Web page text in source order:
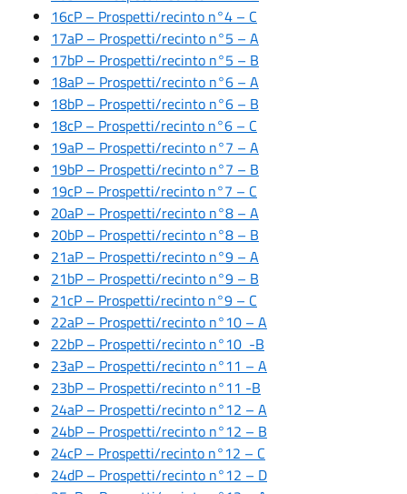
16cP – Prospetti/recinto n°4 – C
17aP – Prospetti/recinto n°5 – A
17bP – Prospetti/recinto n°5 – B
18aP – Prospetti/recinto n°6 – A
18bP – Prospetti/recinto n°6 – B
18cP – Prospetti/recinto n°6 – C
19aP – Prospetti/recinto n°7 – A
19bP – Prospetti/recinto n°7 – B
19cP – Prospetti/recinto n°7 – C
20aP – Prospetti/recinto n°8 – A
20bP – Prospetti/recinto n°8 – B
21aP – Prospetti/recinto n°9 – A
21bP – Prospetti/recinto n°9 – B
21cP – Prospetti/recinto n°9 – C
22aP – Prospetti/recinto n°10 – A
22bP – Prospetti/recinto n°10 -B
23aP – Prospetti/recinto n°11 – A
23bP – Prospetti/recinto n°11 -B
24aP – Prospetti/recinto n°12 – A
24bP – Prospetti/recinto n°12 – B
24cP – Prospetti/recinto n°12 – C
24dP – Prospetti/recinto n°12 – D